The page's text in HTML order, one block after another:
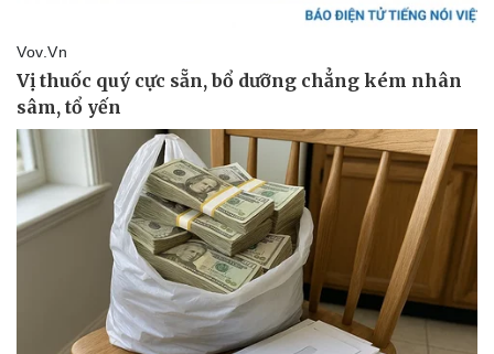
Sức khỏe
Dinh dưỡng - món ngon
Cây thuốc
Sản phụ khoa
Nhi khoa
Nam khoa
Làm đẹp - giảm cân
Phòng mạch online
Ăn sạch sống khỏe
Nhà đẹp
Blog
Tình yêu - Gia đình